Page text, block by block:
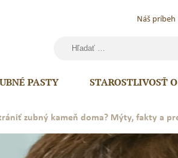
Náš príbeh
Hľadať:
PASTY STAROSTLIVOSŤ
zubný kameň doma? Mýty, fakty a